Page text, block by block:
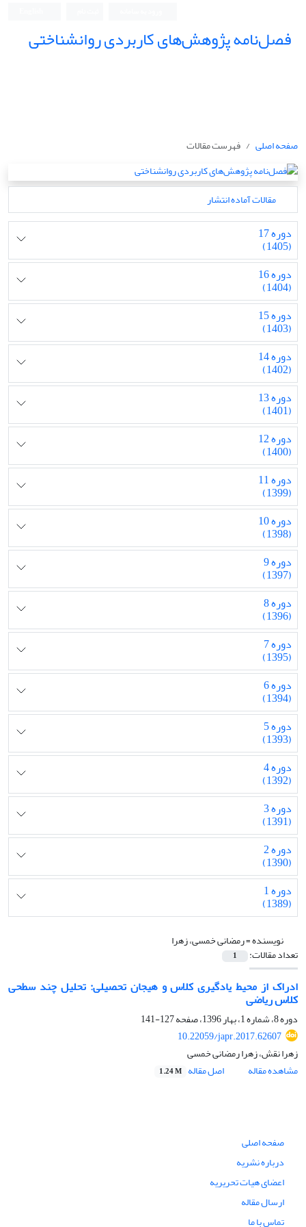
فصل‌نامه پژوهش‌های کاربردی روانشناختی
صفحه اصلی فهرست مقالات
مقالات آماده انتشار
دوره 17
(1405)
دوره 16
(1404)
دوره 15
(1403)
دوره 14
(1402)
دوره 13
(1401)
دوره 12
(1400)
دوره 11
(1399)
دوره 10
(1398)
دوره 9
(1397)
دوره 8
(1396)
دوره 7
(1395)
دوره 6
(1394)
دوره 5
(1393)
دوره 4
(1392)
دوره 3
(1391)
دوره 2
(1390)
دوره 1
(1389)
نویسنده =رمضانی خمسی، زهرا
تعداد مقالات: 1
ادراک از محیط یادگیری کلاس و هیجان تحصیلی: تحلیل چند سطحی
کلاس ریاضی
دوره 8، شماره 1، بهار 1396، صفحه
127-141
10.22059/japr.2017.62607
زهرا نقش، زهرا رمضانی خمسی
مشاهده مقاله
اصل مقاله 1.24 M
صفحه اصلی
درباره نشریه
اعضای هیات تحریریه
ارسال مقاله
تماس با ما